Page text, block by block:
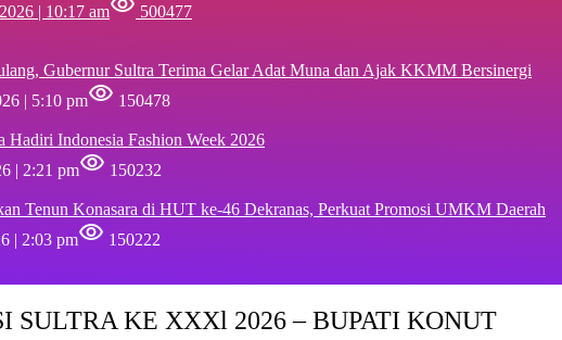
| 10:17 am 500477
Gubernur Sultra Terima Gelar Adat Muna dan Ajak KKMM Bersinergi
| 5:10 pm
150478
Hadiri Indonesia Fashion Week 2026
| 2:21 pm
150232
Tenun Konasara di HUT ke-46 Dekranas, Perkuat Promosi UMKM Daerah
| 2:03 pm 150222
SULTRA KE XXXl 2026 – BUPATI KONUT